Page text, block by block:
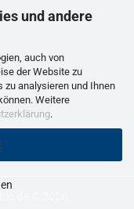
und andere
auch von
der Website zu
zu analysieren und Ihnen
Weitere
.